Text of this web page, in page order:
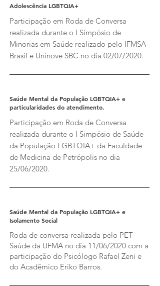
Adolescência LGBTQIA+
Participação em Roda de Conversa
realizada durante o I Simpósio de
Minorias em Saúde realizado pelo IFMSA-
Brasil e Uninove SBC no dia 02/07/2020.
Saúde Mental da População LGBTQIA+ e
particularidades do atendimento.
Participação em Roda de Conversa
realizada durante o I Simpósio de Saúde
da População LGBTQIA+ da Faculdade
de Medicina de Petrópolis no dia
25/06/2020.
Saúde Mental da População LGBTQIA+ e
Isolamento Social
Roda de conversa realizada pelo PET-
Saúde da UFMA no dia 11/06/2020 com a
participação do Psicólogo Rafael Zeni e
do Acadêmico Eriko Barros.